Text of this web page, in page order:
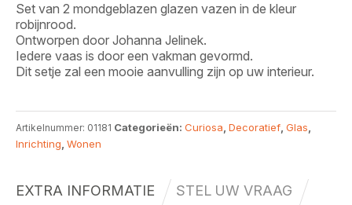
Set van 2 mondgeblazen glazen vazen in de kleur
robijnrood.
Ontworpen door Johanna Jelinek.
Iedere vaas is door een vakman gevormd.
Dit setje zal een mooie aanvulling zijn op uw interieur.
Artikelnummer: 01181 Categorieën: Curiosa Decoratief Glas
Inrichting Wonen
EXTRA INFORMATIE STEL UW VRAAG